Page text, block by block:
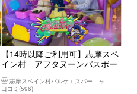
【14時以降ご利用可】志摩スペ
イン村 アフタヌーンパスポー
志摩スペイン村パルケエスパーニャ
口コミ(596)